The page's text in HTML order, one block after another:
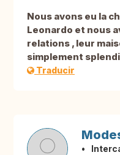
Nous avons eu la
Leonardo et nous
relations , leur
simplement
Traducir